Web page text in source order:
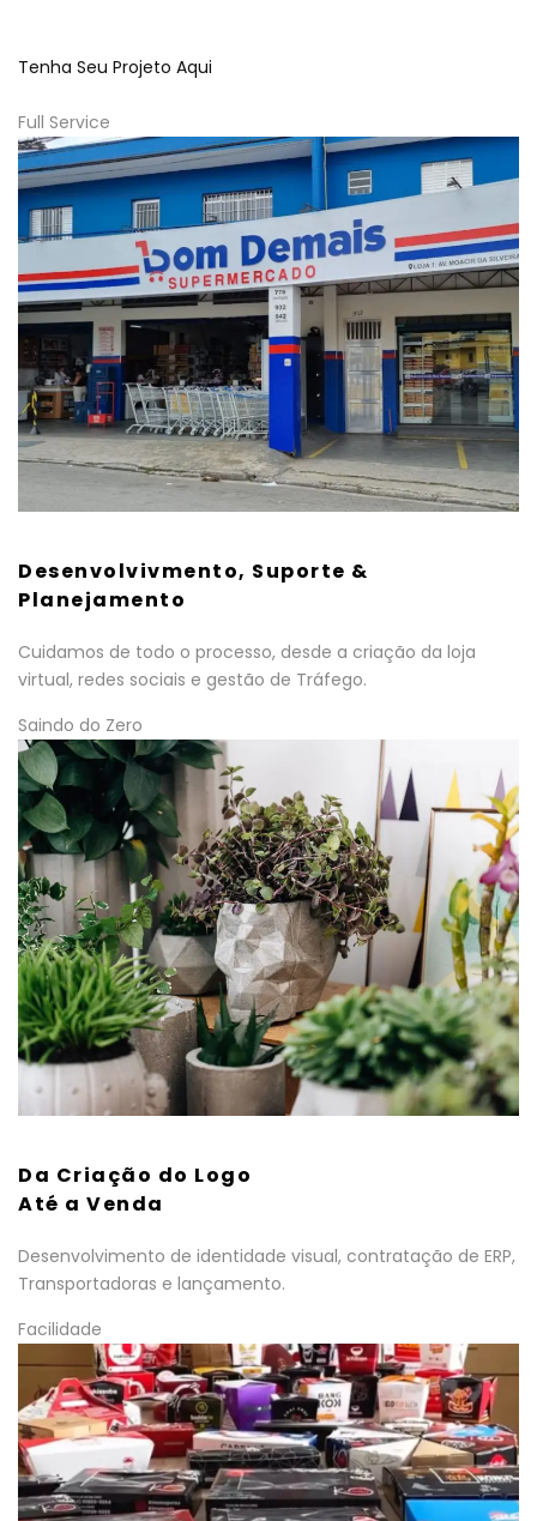
Tenha Seu Projeto Aqui
Full Service
Desenvolvivmento, Suporte &
Planejamento
Cuidamos de todo o processo, desde a criação da loja
virtual, redes sociais e gestão de Tráfego.
Saindo do Zero
Da Criação do Logo
Até a Venda
Desenvolvimento de identidade visual, contratação de ERP,
Transportadoras e lançamento.
Facilidade